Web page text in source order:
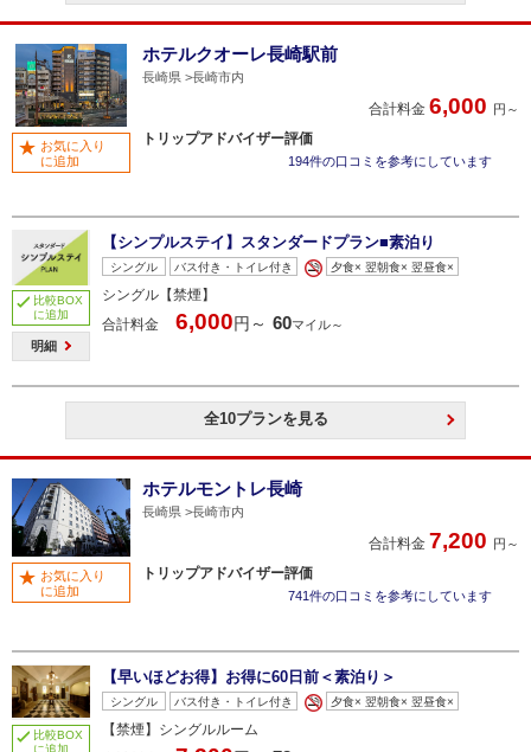
ホテルクオーレ長崎駅前
長崎県 長崎市内
合計料金 6,000 円～
トリップアドバイザー評価
194件の口コミを参考にしています
お気に入り
に追加
比較BOX
に追加
明細
【シンプルステイ】スタンダードプラン■素泊り
シングル バス付き・トイレ付き 夕食× 翌朝食× 翌昼食×
シングル【禁煙】
合計料金
6,000円～ 60マイル～
全10プランを見る
ホテルモントレ長崎
長崎県 長崎市内
合計料金 7,200 円～
トリップアドバイザー評価
741件の口コミを参考にしています
お気に入り
に追加
比較BOX
に追加
【早いほどお得】お得に60日前＜素泊り＞
シングル バス付き・トイレ付き 夕食× 翌朝食× 翌昼食×
【禁煙】シングルルーム